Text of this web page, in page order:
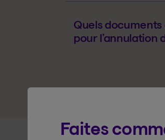
Quels
pour l’annulation
Faites